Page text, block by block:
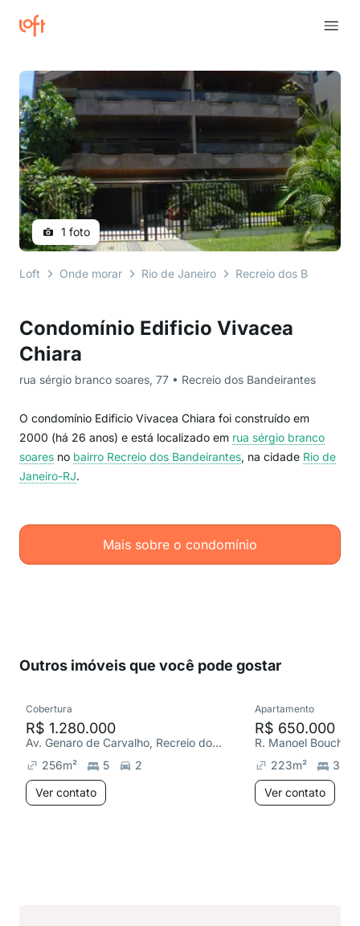
Condomínio Edificio Vivacea
Chiara
rua sérgio branco soares, 77 • Recreio dos Bandeirantes
O condomínio Edificio Vivacea Chiara foi construído em
2000 (há 26 anos) e está localizado em rua sérgio branco
soares no bairro Recreio dos Bandeirantes, na cidade Rio de
Janeiro-RJ.
Mais sobre o condomínio
1 foto
Loft Onde morar Rio de Janeiro Recreio dos
Outros imóveis que você pode gostar
Cobertura
R$ 1.280.000
Av. Genaro de Carvalho, Recreio dos Bandeirantes
256m² 5
2
Ver contato
Apartamento
R$ 650.000
223m²
3
Ver contato